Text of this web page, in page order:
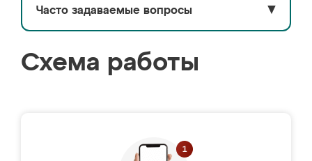
Часто задаваемые вопросы ▼
Схема работы